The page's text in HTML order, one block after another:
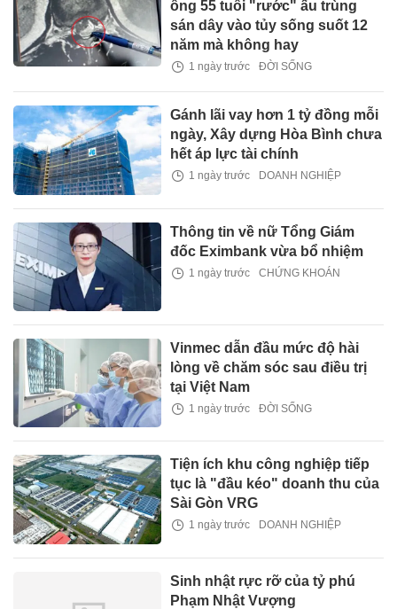
ông 55 tuổi "rước" ấu trùng
sán dây vào tủy sống suốt 12
năm mà không hay
1 ngày trước ĐỜI SỐNG
Gánh lãi vay hơn 1 tỷ đồng mỗi
ngày, Xây dựng Hòa Bình chưa
hết áp lực tài chính
1 ngày trước DOANH NGHIỆP
Thông tin về nữ Tổng Giám
đốc Eximbank vừa bổ nhiệm
1 ngày trước CHỨNG KHOÁN
Vinmec dẫn đầu mức độ hài
lòng về chăm sóc sau điều trị
tại Việt Nam
1 ngày trước ĐỜI SỐNG
Tiện ích khu công nghiệp tiếp
tục là "đầu kéo" doanh thu của
Sài Gòn VRG
1 ngày trước DOANH NGHIỆP
Sinh nhật rực rỡ của tỷ phú
Phạm Nhật Vượng